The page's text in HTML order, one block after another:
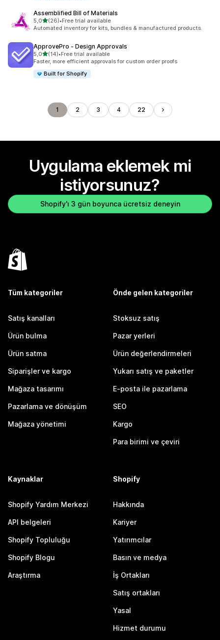
Assemblified Bill of Materials
5,05 yıldız üzerinden
(26)
toplam 26 değerlendirme
•Free trial available
Automated inventory for kits, bundles & manufactured products.
ApprovePro ‑ Design Approvals
5,05 yıldız üzerinden
(14)
toplam 14 değerlendirme
•Free trial available
Faster, more efficient approvals for custom order proofs
Built for Shopify
1 2 3 4 22
Uygulama eklemek mi
istiyorsunuz?
Shopify'ı 3 gün boyunca ücretsiz deneyin
Tüm kategoriler
Satış kanalları
Ürün bulma
Ürün satma
Siparişler ve kargo
Mağaza tasarımı
Pazarlama ve dönüşüm
Mağaza yönetimi
Önde gelen kategoriler
Stoksuz satış
Pazar yerleri
Ürün değerlendirmeleri
Yukarı satış ve paketler
E-posta ile pazarlama
SEO
Kargo
Para birimi ve çeviri
Kaynaklar
Shopify Yardım Merkezi
API belgeleri
Shopify Topluluğu
Shopify Blogu
Araştırma
Shopify
Hakkında
Kariyer
Yatırımcılar
Basın ve medya
İş Ortakları
Satış ortakları
Yasal
Hizmet durumu